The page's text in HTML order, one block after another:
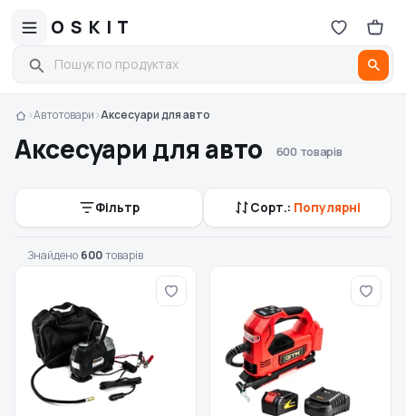
OSKIT
›Автотовари›Аксесуари для авто
Аксесуари для авто 600 товарів
Фільтр Сорт.: Популярні
Знайдено 600товарів